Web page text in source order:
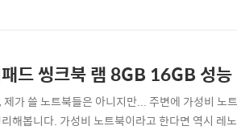
드 씽크북 램 8GB 16GB 성
가 쓸 노트북들은 아니지만... 주변에 가성비 노
해봅니다. 가성비 노트북이라고 한다면 역시 레